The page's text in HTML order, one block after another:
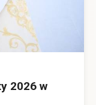
2026 w